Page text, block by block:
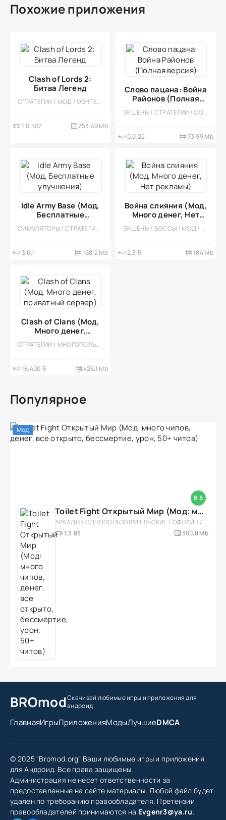
Похожие приложения
Clash of Lords 2:
Битва Легенд
СТРАТЕГИИ / МОД / ФЭНТЕЗИ / МНОГОПОЛЬЗОВАТЕЛЬСКАЯ / СОРЕВНОВАТЕЛЬНАЯ
1.0.507 753.49 Mb
Слово пацана: Война
Районов (Полная
версия)
ЭКШЕНЫ / СТРАТЕГИИ / СОРЕВНОВАТЕЛЬНАЯ / СТИЛИЗАЦИЯ / ОДНОПОЛЬЗОВАТЕЛЬСКИЕ / ОФЛАЙН
0.0.22 73.99 Mb
Idle Army Base (Мод,
Бесплатные
улучшения)
СИМУЛЯТОРЫ / СТРАТЕГИИ / УПРАВЛЕНИЕ / ЭКОНОМИЧЕСКАЯ СТРАТЕГИЯ / ОДНОПОЛЬЗОВАТЕЛЬСКИЕ / СТИЛИЗАЦИЯ / ОФЛАЙН / МОД / ВСТРОЕННЫЙ КЕШ / ВИД СВЕРХУ
3.6.1 168.2 Mb
Война слияния (Мод,
Много денег, Нет
рекламы)
ЭКШЕНЫ / БОССЫ / МОД / АРКАДЫ / ВЕСЁЛАЯ / ОФЛАЙН / ВСТРОЕННЫЙ КЕШ / ТАКТИЧЕСКИЕ / ТУАЛЕТНЫЕ ВОЙНЫ / МАЛЕНЬКАЯ
2.3.5 184 Mb
Clash of Clans (Мод,
Много денег,
приватный сервер) СТРАТЕГИИ / МНОГОПОЛЬЗОВАТЕЛЬСКАЯ / ОНЛАЙН / СОРЕВНОВАТЕЛЬНАЯ / БЕЗ КЕША / ВСТРОЕННЫЙ КЕШ / ОДНОПОЛЬЗОВАТЕЛЬСКИЕ / СТИЛИЗАЦИЯ / ФЭНТЕЗИ
18.400.9 426.1 Mb
Популярное
8.8
Мод
Toilet Fight Открытый Мир (Мод: много чипов, денег, все открыто, бессмертие, урон, 50+ читов)
АРКАДЫ / ОДНОПОЛЬЗОВАТЕЛЬСКИЕ / ОФЛАЙН / МОД / РОЛЕВЫЕ / ШУТЕРЫ / ОТКРЫТЫЙ МИР / ВСТРОЕННЫЙ КЕШ / 3D / ЭКШЕНЫ / ТУАЛЕТНЫЕ ВОЙНЫ / ДЛЯ ДЕТЕЙ
1.3.83
300,8 Mb
BROmodСкачивай любимые игрыи приложения для
андроид
ГлавнаяИгрыПриложенияМодыЛучшиеDMCA
© 2025 "Bromod.org" Ваши любимые игры и приложения
для Андроид. Все права защищены.
Администрация не несет ответственности за
предоставленные на сайте материалы. Любой файл будет
удален по требованию правообладателя. Претензии
правообладателей принимаются на Evgenr3@ya.ru.